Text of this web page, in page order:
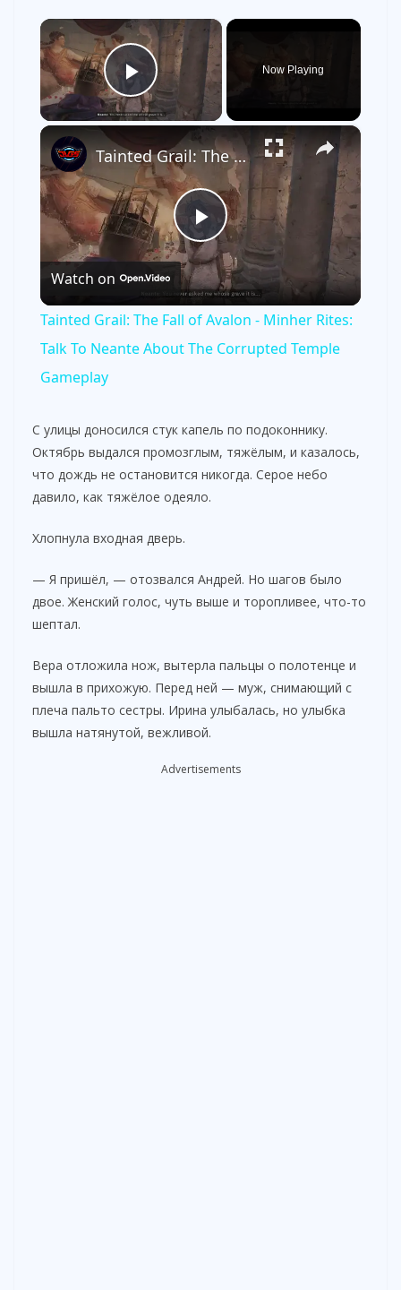
×
Play Video
Now Playing
×
P
l
a
V
i
o
Tainted Grail: The Fall of Avalon - Minher Rites: Talk To Neante About The Corrupted Temple Gameplay
Watch on
Tainted Grail: The Fall of Avalon - Minher Rites:
Talk To Neante About The Corrupted Temple
Gameplay
С улицы доносился стук капель по подоконнику.
Октябрь выдался промозглым, тяжёлым, и казалось,
что дождь не остановится никогда. Серое небо
давило, как тяжёлое одеяло.
Хлопнула входная дверь.
— Я пришёл, — отозвался Андрей. Но шагов было
двое. Женский голос, чуть выше и торопливее, что-то
шептал.
Вера отложила нож, вытерла пальцы о полотенце и
вышла в прихожую. Перед ней — муж, снимающий с
плеча пальто сестры. Ирина улыбалась, но улыбка
вышла натянутой, вежливой.
Advertisements